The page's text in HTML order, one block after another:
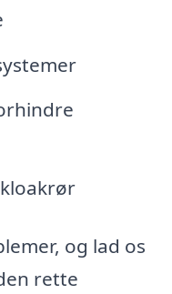
og lad os
rette